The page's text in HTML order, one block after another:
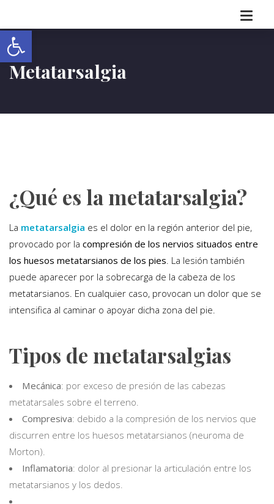
Abrir barra de herramientas
Metatarsalgia
¿Qué es la metatarsalgia?
La metatarsalgia es el dolor en la región anterior del pie,
provocado por la compresión de los nervios situados entre
los huesos metatarsianos de los pies. La lesión también
puede aparecer por la sobrecarga de la cabeza de los
metatarsianos. En cualquier caso, provocan un dolor que se
intensifica al caminar o apoyar dicha zona del pie.
Tipos de metatarsalgias
Mecánica: por exceso de presión de las cabezas
metatarsales sobre el terreno.
Compresiva: debido a la compresión de los nervios que
discurren entre los huesos metatarsianos (neuroma de
Morton).
Inflamatoria: dolor al presionar la articulación entre los
metatarsianos y los dedos.